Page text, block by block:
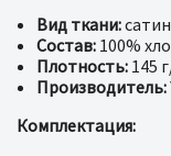
Вид ткани:
Состав: 100%
Плотность: 145
Производитель:
Комплектация: